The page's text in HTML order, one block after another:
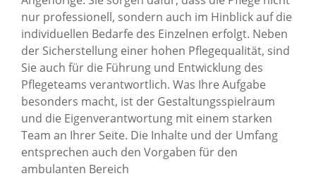
nur professionell, sondern auch im Hinblick auf die
individuellen Bedarfe des Einzelnen erfolgt. Neben
der Sicherstellung einer hohen Pflegequalität, sind
Sie auch für die Führung und Entwicklung des
Pflegeteams verantwortlich. Was Ihre Aufgabe
besonders macht, ist der Gestaltungsspielraum
und die Eigenverantwortung mit einem starken
Team an Ihrer Seite. Die Inhalte und der Umfang
entsprechen auch den Vorgaben für den
ambulanten Bereich